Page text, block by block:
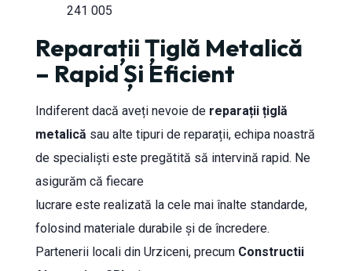
241 005
Reparații Țiglă Metalică
– Rapid Și Eficient
Indiferent dacă aveți nevoie de reparații țiglă
metalică sau alte tipuri de reparații, echipa noastră
de specialiști este pregătită să intervină rapid. Ne
asigurăm că fiecare
lucrare este realizată la cele mai înalte standarde,
folosind materiale durabile și de încredere.
Partenerii locali din Urziceni, precum Constructii